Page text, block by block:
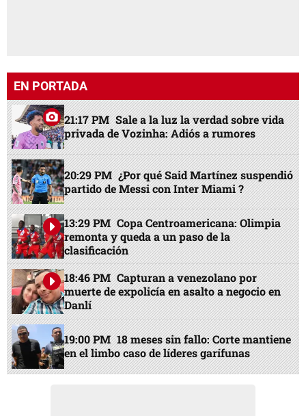
EN PORTADA
21:17 PM Sale a la luz la verdad sobre vida
privada de Vozinha: Adiós a rumores
20:29 PM ¿Por qué Said Martínez suspendió
partido de Messi con Inter Miami ?
13:29 PM Copa Centroamericana: Olimpia
remonta y queda a un paso de la
clasificación
18:46 PM Capturan a venezolano por
muerte de expolicía en asalto a negocio en
Danlí
19:00 PM 18 meses sin fallo: Corte mantiene
en el limbo caso de líderes garífunas